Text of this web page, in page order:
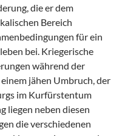
die er dem
Bereich
für ein
bei. Kriegerische
während der
jähen Umbruch, der
im Kurfürstentum
liegen neben diesen
die verschiedenen